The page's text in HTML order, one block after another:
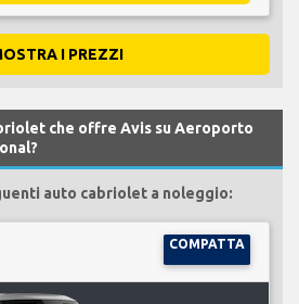
I PREZZI
che offre Avis su Aeroporto
auto cabriolet a noleggio:
COMPATTA